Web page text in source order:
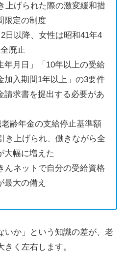
上げられた際の激変緩和措
限定の制度
日以降、女性は昭和41年4
廃止
年月日」「10年以上の受給
加入期間1年以上」の3要件
請求書を提出する必要があ
老齢年金の支給停止基準額
き上げられ、働きながら全
大幅に増えた
んネットで自分の受給資格
最大の備え
いか」という知識の差が、老
く左右します。